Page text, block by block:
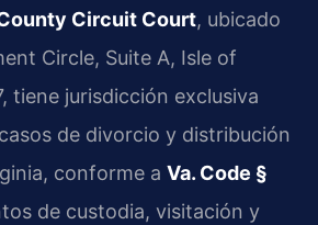
Circuit Court, ubicado
Circle, Suite A, Isle of
tiene jurisdicción exclusiva
de divorcio y distribución
conforme a Va. Code §
de custodia, visitación y